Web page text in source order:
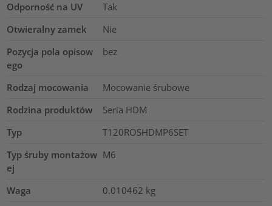
Odporność na UV
Tak
Otwieralny zamek
Nie
Pozycja pola opisow
ego
bez
Rodzaj mocowania
Mocowanie śrubowe
Rodzina produktów
Seria HDM
Typ
T120ROSHDMP6SET
Typ śruby montażow
ej
M6
Waga 0.010462 kg